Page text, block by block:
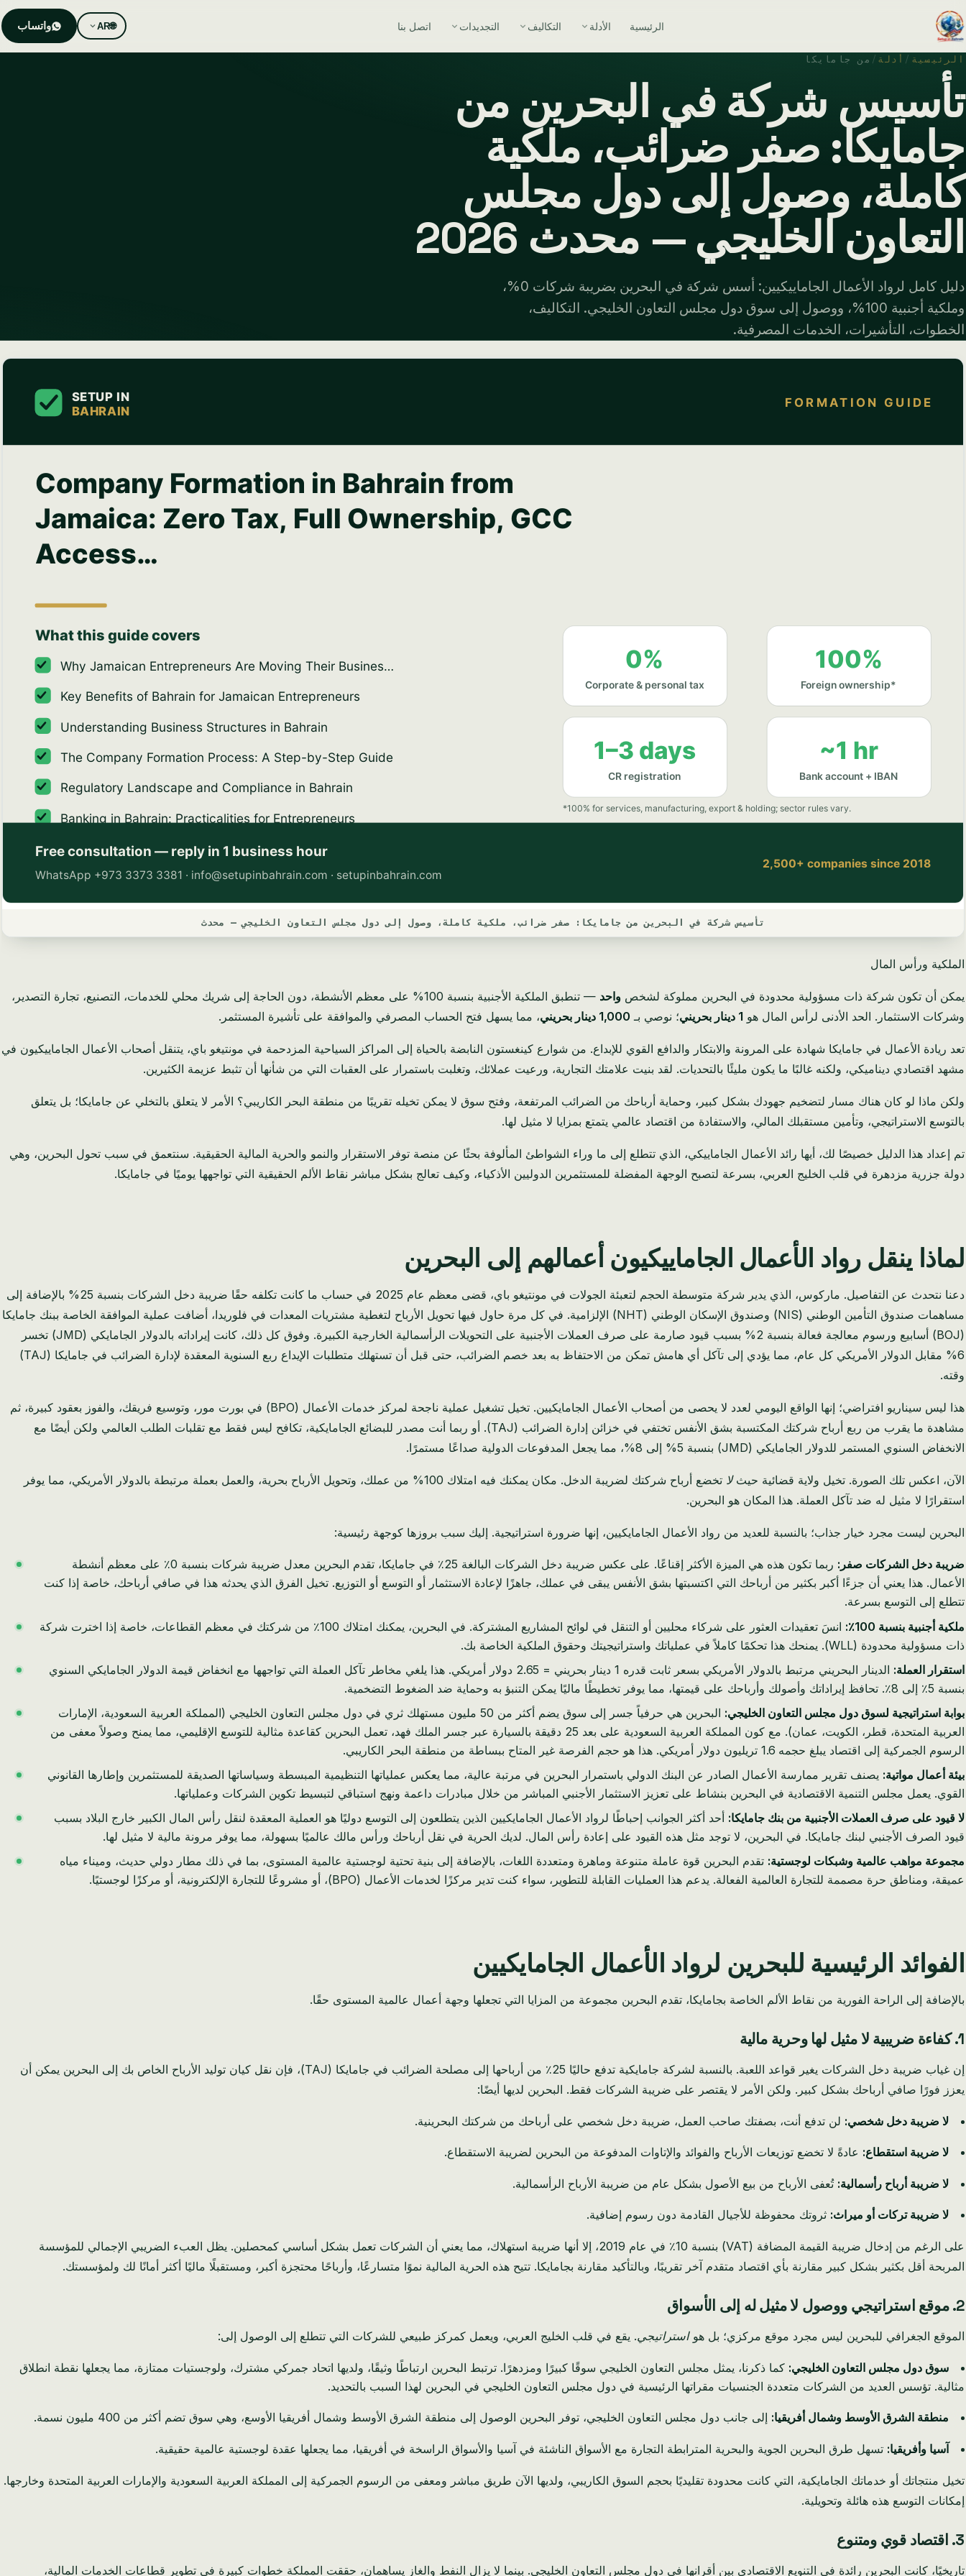
الرئيسية الأدلة التكاليف التجديدات اتصل بنا 🌐
AR واتساب
الرئيسية / أدلة / من جامايكا
تأسيس شركة في البحرين من
جامايكا: صفر ضرائب، ملكية
كاملة، وصول إلى دول مجلس
التعاون الخليجي — محدث 2026
دليل كامل لرواد الأعمال الجاماييكيين: أسس شركة في البحرين بضريبة شركات 0%،
وملكية أجنبية 100%، ووصول إلى سوق دول مجلس التعاون الخليجي. التكاليف،
الخطوات، التأشيرات، الخدمات المصرفية.
تأسيس شركة في البحرين من جامايكا: صفر ضرائب، ملكية كاملة، وصول إلى دول مجلس التعاون الخليجي — محدث
الملكية ورأس المال
يمكن أن تكون شركة ذات مسؤولية محدودة في البحرين مملوكة لشخص واحد
— تنطبق الملكية الأجنبية بنسبة 100% على معظم الأنشطة، دون الحاجة إلى شريك محلي للخدمات، التصنيع، تجارة التصدير،
وشركات الاستثمار. الحد الأدنى لرأس المال هو 1 دينار بحريني ؛ نوصي بـ 1,000 دينار بحريني ، مما يسهل فتح الحساب المصرفي والموافقة على تأشيرة المستثمر.
تعد ريادة الأعمال في جامايكا شهادة على المرونة والابتكار والدافع القوي للإبداع. من شوارع كينغستون النابضة بالحياة إلى المراكز السياحية المزدحمة في مونتيغو باي، يتنقل أصحاب الأعمال الجاماييكيون في
مشهد اقتصادي ديناميكي، ولكنه غالبًا ما يكون مليئًا بالتحديات. لقد بنيت علامتك التجارية، ورعيت عملائك، وتغلبت باستمرار على العقبات التي من شأنها أن تثبط عزيمة الكثيرين.
ولكن ماذا لو كان هناك مسار لتضخيم جهودك بشكل كبير، وحماية أرباحك من الضرائب المرتفعة، وفتح سوق لا يمكن تخيله تقريبًا من منطقة البحر الكاريبي؟ الأمر لا يتعلق بالتخلي عن جامايكا؛ بل يتعلق
بالتوسع الاستراتيجي، وتأمين مستقبلك المالي، والاستفادة من اقتصاد عالمي يتمتع بمزايا لا مثيل لها.
تم إعداد هذا الدليل خصيصًا لك، أيها رائد الأعمال الجاماييكي، الذي تتطلع إلى ما وراء الشواطئ المألوفة بحثًا عن منصة توفر الاستقرار والنمو والحرية المالية الحقيقية. سنتعمق في سبب تحول البحرين، وهي
دولة جزرية مزدهرة في قلب الخليج العربي، بسرعة لتصبح الوجهة المفضلة للمستثمرين الدوليين الأذكياء، وكيف تعالج بشكل مباشر نقاط الألم الحقيقية التي تواجهها يوميًا في جامايكا.
لماذا ينقل رواد الأعمال الجاماييكيون أعمالهم إلى البحرين
دعنا نتحدث عن التفاصيل. ماركوس، الذي يدير شركة متوسطة الحجم لتعبئة الجولات في مونتيغو باي، قضى معظم عام 2025 في حساب ما كانت تكلفه حقًا ضريبة دخل الشركات بنسبة 25% بالإضافة إلى
مساهمات صندوق التأمين الوطني (NIS) وصندوق الإسكان الوطني (NHT) الإلزامية. في كل مرة حاول فيها تحويل الأرباح لتغطية مشتريات المعدات في فلوريدا، أضافت عملية الموافقة الخاصة ببنك جامايكا
(BOJ) أسابيع ورسوم معالجة فعالة بنسبة 2% بسبب قيود صارمة على صرف العملات الأجنبية على التحويلات الرأسمالية الخارجية الكبيرة. وفوق كل ذلك، كانت إيراداته بالدولار الجامايكي (JMD) تخسر
6% مقابل الدولار الأمريكي كل عام، مما يؤدي إلى تآكل أي هامش تمكن من الاحتفاظ به بعد خصم الضرائب، حتى قبل أن تستهلك متطلبات الإيداع ربع السنوية المعقدة لإدارة الضرائب في جامايكا (TAJ)
وقته.
هذا ليس سيناريو افتراضي؛ إنها الواقع اليومي لعدد لا يحصى من أصحاب الأعمال الجامايكيين. تخيل تشغيل عملية ناجحة لمركز خدمات الأعمال (BPO) في بورت مور، وتوسيع فريقك، والفوز بعقود كبيرة، ثم
مشاهدة ما يقرب من ربع أرباح شركتك المكتسبة بشق الأنفس تختفي في خزائن إدارة الضرائب (TAJ). أو ربما أنت مصدر للبضائع الجامايكية، تكافح ليس فقط مع تقلبات الطلب العالمي ولكن أيضًا مع
الانخفاض السنوي المستمر للدولار الجامايكي (JMD) بنسبة 5% إلى 8%، مما يجعل المدفوعات الدولية صداعًا مستمرًا.
الآن، اعكس تلك الصورة. تخيل ولاية قضائية حيثلا
تخضع أرباح شركتك لضريبة الدخل. مكان يمكنك فيه امتلاك 100% من عملك، وتحويل الأرباح بحرية، والعمل بعملة مرتبطة بالدولار الأمريكي، مما يوفر
استقرارًا لا مثيل له ضد تآكل العملة. هذا المكان هو البحرين.
البحرين ليست مجرد خيار جذاب؛ بالنسبة للعديد من رواد الأعمال الجامايكيين، إنها ضرورة استراتيجية. إليك سبب بروزها كوجهة رئيسية:
ضريبة دخل الشركات صفر:
ربما تكون هذه هي الميزة الأكثر إقناعًا. على عكس ضريبة دخل الشركات البالغة 25٪ في جامايكا، تقدم البحرين معدل ضريبة شركات بنسبة 0٪ على معظم أنشطة
الأعمال. هذا يعني أن جزءًا أكبر بكثير من أرباحك التي اكتسبتها بشق الأنفس يبقى في عملك، جاهزًا لإعادة الاستثمار أو التوسع أو التوزيع. تخيل الفرق الذي يحدثه هذا في صافي أرباحك، خاصة إذا كنت
تتطلع إلى التوسع بسرعة.
ملكية أجنبية بنسبة 100٪:
انسَ تعقيدات العثور على شركاء محليين أو التنقل في لوائح المشاريع المشتركة. في البحرين، يمكنك امتلاك 100٪ من شركتك في معظم القطاعات، خاصة إذا اخترت شركة
ذات مسؤولية محدودة (WLL). يمنحك هذا تحكمًا كاملاً في عملياتك واستراتيجيتك وحقوق الملكية الخاصة بك.
استقرار العملة:
الدينار البحريني مرتبط بالدولار الأمريكي بسعر ثابت قدره 1 دينار بحريني = 2.65 دولار أمريكي. هذا يلغي مخاطر تآكل العملة التي تواجهها مع انخفاض قيمة الدولار الجامايكي السنوي
بنسبة 5٪ إلى 8٪. تحافظ إيراداتك وأصولك وأرباحك على قيمتها، مما يوفر تخطيطًا ماليًا يمكن التنبؤ به وحماية ضد الضغوط التضخمية.
بوابة استراتيجية لسوق دول مجلس التعاون الخليجي:
البحرين هي حرفياً جسر إلى سوق يضم أكثر من 50 مليون مستهلك ثري في دول مجلس التعاون الخليجي (المملكة العربية السعودية، الإمارات
العربية المتحدة، قطر، الكويت، عمان). مع كون المملكة العربية السعودية على بعد 25 دقيقة بالسيارة عبر جسر الملك فهد، تعمل البحرين كقاعدة مثالية للتوسع الإقليمي، مما يمنح وصولاً معفى من
الرسوم الجمركية إلى اقتصاد يبلغ حجمه 1.6 تريليون دولار أمريكي. هذا هو حجم الفرصة غير المتاح ببساطة من منطقة البحر الكاريبي.
بيئة أعمال مواتية: يصنف تقرير ممارسة الأعمال الصادر عن البنك الدولي باستمرار البحرين في مرتبة عالية، مما يعكس عملياتها التنظيمية المبسطة وسياساتها الصديقة للمستثمرين وإطارها القانوني
القوي. يعمل مجلس التنمية الاقتصادية في البحرين بنشاط على تعزيز الاستثمار الأجنبي المباشر من خلال مبادرات داعمة ونهج استباقي لتبسيط تكوين الشركات وعملياتها.
لا قيود على صرف العملات الأجنبية من بنك جامايكا: أحد أكثر الجوانب إحباطًا لرواد الأعمال الجامايكيين الذين يتطلعون إلى التوسع دوليًا هو العملية المعقدة لنقل رأس المال الكبير خارج البلاد بسبب
قيود الصرف الأجنبي لبنك جامايكا. في البحرين، لا توجد مثل هذه القيود على إعادة رأس المال. لديك الحرية في نقل أرباحك ورأس مالك عالميًا بسهولة، مما يوفر مرونة مالية لا مثيل لها.
مجموعة مواهب عالمية وشبكات لوجستية: تقدم البحرين قوة عاملة متنوعة وماهرة ومتعددة اللغات، بالإضافة إلى بنية تحتية لوجستية عالمية المستوى، بما في ذلك مطار دولي حديث، وميناء مياه
عميقة، ومناطق حرة مصممة للتجارة العالمية الفعالة. يدعم هذا العمليات القابلة للتطوير، سواء كنت تدير مركزًا لخدمات الأعمال (BPO)، أو مشروعًا للتجارة الإلكترونية، أو مركزًا لوجستيًا.
الفوائد الرئيسية للبحرين لرواد الأعمال الجامايكيين
بالإضافة إلى الراحة الفورية من نقاط الألم الخاصة بجامايكا، تقدم البحرين مجموعة من المزايا التي تجعلها وجهة أعمال عالمية المستوى حقًا.
1. كفاءة ضريبية لا مثيل لها وحرية مالية
إن غياب ضريبة دخل الشركات يغير قواعد اللعبة. بالنسبة لشركة جامايكية تدفع حاليًا 25٪ من أرباحها إلى مصلحة الضرائب في جامايكا (TAJ)، فإن نقل كيان توليد الأرباح الخاص بك إلى البحرين يمكن أن
يعزز فورًا صافي أرباحك بشكل كبير. ولكن الأمر لا يقتصر على ضريبة الشركات فقط. البحرين لديها أيضًا:
لا ضريبة دخل شخصي: لن تدفع أنت، بصفتك صاحب العمل، ضريبة دخل شخصي على أرباحك من شركتك البحرينية.
لا ضريبة استقطاع: عادةً لا تخضع توزيعات الأرباح والفوائد والإتاوات المدفوعة من البحرين لضريبة الاستقطاع.
لا ضريبة أرباح رأسمالية: تُعفى الأرباح من بيع الأصول بشكل عام من ضريبة الأرباح الرأسمالية.
لا ضريبة تركات أو ميراث: ثروتك محفوظة للأجيال القادمة دون رسوم إضافية.
على الرغم من إدخال ضريبة القيمة المضافة (VAT) بنسبة 10٪ في عام 2019، إلا أنها ضريبة استهلاك، مما يعني أن الشركات تعمل بشكل أساسي كمحصلين. يظل العبء الضريبي الإجمالي للمؤسسة
المربحة أقل بكثير بشكل كبير مقارنة بأي اقتصاد متقدم آخر تقريبًا، وبالتأكيد مقارنة بجامايكا. تتيح هذه الحرية المالية نموًا متسارعًا، وأرباحًا محتجزة أكبر، ومستقبلًا ماليًا أكثر أمانًا لك ولمؤسستك.
2. موقع استراتيجي ووصول لا مثيل له إلى الأسواق
الموقع الجغرافي للبحرين ليس مجرد موقع مركزي؛ بل هواستراتيجي. يقع في قلب الخليج العربي، ويعمل كمركز طبيعي للشركات التي تتطلع إلى الوصول إلى:
سوق دول مجلس التعاون الخليجي: كما ذكرنا، يمثل مجلس التعاون الخليجي سوقًا كبيرًا ومزدهرًا. ترتبط البحرين ارتباطًا وثيقًا، ولديها اتحاد جمركي مشترك، ولوجستيات ممتازة، مما يجعلها نقطة انطلاق
مثالية. تؤسس العديد من الشركات متعددة الجنسيات مقراتها الرئيسية في دول مجلس التعاون الخليجي في البحرين لهذا السبب بالتحديد.
منطقة الشرق الأوسط وشمال أفريقيا: إلى جانب دول مجلس التعاون الخليجي، توفر البحرين الوصول إلى منطقة الشرق الأوسط وشمال أفريقيا الأوسع، وهي سوق تضم أكثر من 400 مليون نسمة.
آسيا وأفريقيا: تسهل طرق البحرين الجوية والبحرية المترابطة التجارة مع الأسواق الناشئة في آسيا والأسواق الراسخة في أفريقيا، مما يجعلها عقدة لوجستية عالمية حقيقية.
تخيل منتجاتك أو خدماتك الجامايكية، التي كانت محدودة تقليديًا بحجم السوق الكاريبي، ولديها الآن طريق مباشر ومعفى من الرسوم الجمركية إلى المملكة العربية السعودية والإمارات العربية المتحدة وخارجها.
إمكانات التوسع هذه هائلة وتحويلية.
3. اقتصاد قوي ومتنوع
تاريخيًا، كانت البحرين رائدة في التنويع الاقتصادي بين أقرانها في دول مجلس التعاون الخليجي. بينما لا يزال النفط والغاز يساهمان، حققت المملكة خطوات كبيرة في تطوير قطاعات الخدمات المالية،